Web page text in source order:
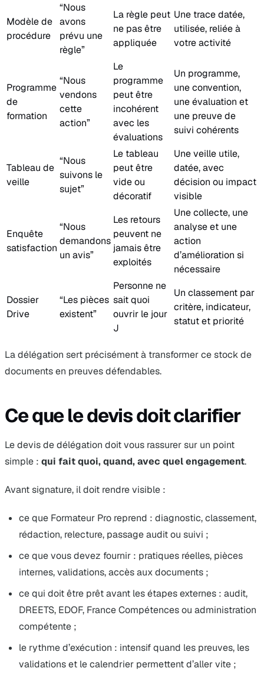
Modèle de
procédure
“Nous
avons
prévu une
règle”
La règle peut
ne pas être
appliquée
Une trace datée,
utilisée, reliée à
votre activité
Programme
de
formation
“Nous
vendons
cette
action”
Le
programme
peut être
incohérent
avec les
évaluations
Un programme,
une convention,
une évaluation et
une preuve de
suivi cohérents
Tableau de
veille
“Nous
suivons le
sujet”
Le tableau
peut être
vide ou
décoratif
Une veille utile,
datée, avec
décision ou impact
visible
Enquête
satisfaction
“Nous
demandons
un avis”
Les retours
peuvent ne
jamais être
exploités
Une collecte, une
analyse et une
action
d’amélioration si
nécessaire
Dossier
Drive
“Les pièces
existent”
Personne ne
sait quoi
ouvrir le jour
J
Un classement par
critère, indicateur,
statut et priorité
La délégation sert précisément à transformer ce stock de
documents en preuves défendables.
Ce que le devis doit clarifier
Le devis de délégation doit vous rassurer sur un point
simple : qui fait quoi, quand, avec quel engagement.
Avant signature, il doit rendre visible :
ce que Formateur Pro reprend : diagnostic, classement,
rédaction, relecture, passage audit ou suivi ;
ce que vous devez fournir : pratiques réelles, pièces
internes, validations, accès aux documents ;
ce qui doit être prêt avant les étapes externes : audit,
DREETS, EDOF, France Compétences ou administration
compétente ;
le rythme d’exécution : intensif quand les preuves, les
validations et le calendrier permettent d’aller vite ;